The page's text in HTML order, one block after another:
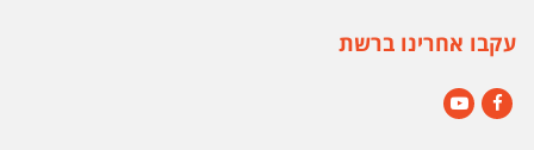
עקבו אחרינו ברשת